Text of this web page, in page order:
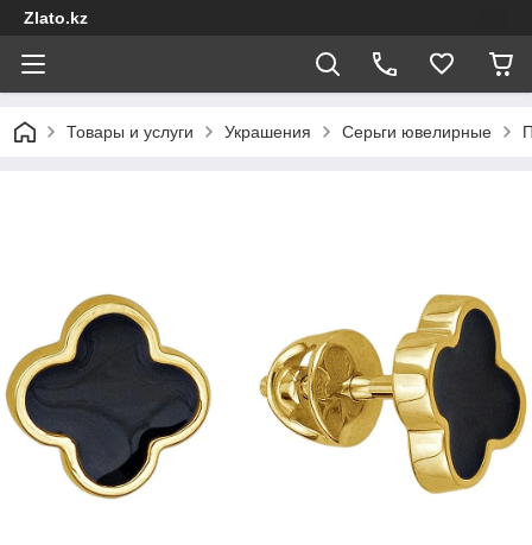
Zlato.kz
Товары и услуги Украшения Серьги ювелирные